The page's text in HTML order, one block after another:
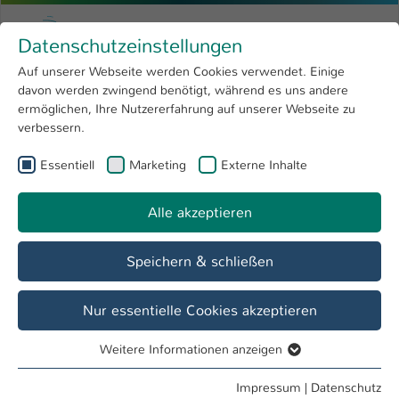
Menu
Forschung 4
Open submenu
Hochschule
International
Zum Hauptinhalt springen
Hochschule Kaiserslautern
Sie sind hier:
Profil
Mitarbeiter der Hochschule Kaiserslautern
Suche Personennamen
Suche zurücksetzen
Fachbereiche
Datenschutzeinstellungen
Auf unserer Webseite werden Cookies verwendet. Einige
davon werden zwingend benötigt, während es uns andere
ermöglichen, Ihre Nutzererfahrung auf unserer Webseite zu
verbessern.
Essentiell Marketing Externe Inhalte
Alle akzeptieren
Speichern & schließen
Nur essentielle Cookies akzeptieren
Essentielle Cookies werden für grundlegende Funktionen
Weitere Informationen anzeigen
Impressum | Datenschutz